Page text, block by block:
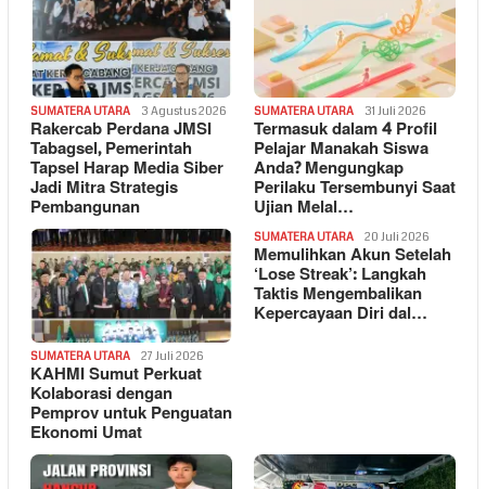
SUMATERA UTARA 3 Agustus 2026
Rakercab Perdana JMSI
Tabagsel, Pemerintah
Tapsel Harap Media Siber
Jadi Mitra Strategis
Pembangunan
SUMATERA UTARA 31 Juli 2026
Termasuk dalam 4 Profil
Pelajar Manakah Siswa
Anda? Mengungkap
Perilaku Tersembunyi Saat
Ujian Melal…
SUMATERA UTARA 27 Juli 2026
KAHMI Sumut Perkuat
Kolaborasi dengan
Pemprov untuk Penguatan
Ekonomi Umat
SUMATERA UTARA 20 Juli 2026
Memulihkan Akun Setelah
‘Lose Streak’: Langkah
Taktis Mengembalikan
Kepercayaan Diri dal…